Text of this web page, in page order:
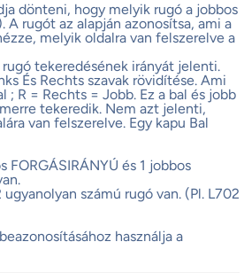
dönteni, hogy melyik rugó a jobbos
A rugót az alapján azonosítsa, ami a
melyik oldalra van felszerelve a
rugó tekeredésének irányát jelenti.
És Rechts szavak rövidítése. Ami
; R = Rechts = Jobb. Ez a bal és jobb
tekeredik. Nem azt jelenti,
van felszerelve. Egy kapu Bal
FORGÁSIRÁNYÚ és 1 jobbos
számú rugó van. (Pl. L702
használja a